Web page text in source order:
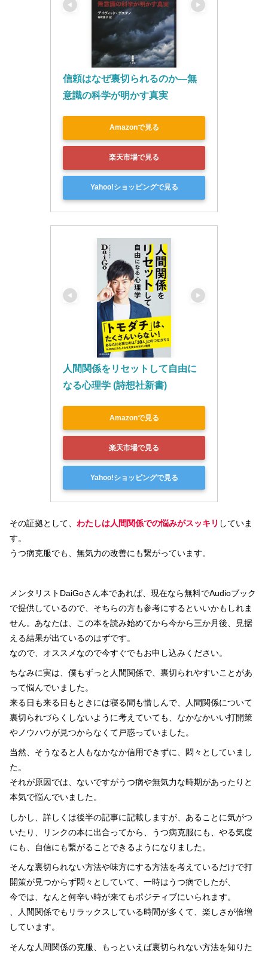
信頼はなぜ裏切られるのか―無
意識の科学が明かす真実
Amazonで見る
楽天市場で見る
Yahoo!ショッピングで見る
人間関係をリセットして自由に
なる心理学 (詩想社新書)
Amazonで見る
楽天市場で見る
Yahoo!ショッピングで見る
その証拠として、 わたしは人間関係での悩みがスッキリ していま
す。
うつ病克服でも、無気力の改善にも繋がっています。
メンタリストDaiGoさん本であれば、現在なら無料でAudioブック
で提供しているので、そちらの方も参考にするといいかもしれま
せん。あなたは、この本を読み始めてから今から三か月後、見据
える結果が出ているのはずです。
なので、オススメなので今すぐでもお申し込みください。
ちなみに実は、僕もずっと人間関係で、裏切られやすいことがあ
って悩んでいました。
来る日も来る日もときには寝る間も惜しんで、人間関係について
裏切られづらくしないように考えていても、なかなかいい打開策
やノウハウが見つからなくて戸惑っていました。
当然、そうなると人もなかなか信用できずに、悶々としていまし
た。
それが原因では、ないですがうつ病や無気力な時期があったりと
本気で悩んでいました。
しかし、詳しくは後半の記事に記載しますが、あることに気がつ
いたり、リンクの本に出合ってから、うつ病克服にも、やる気度
にも、自信にも繋がることできるようになりました。
そんな裏切られない方法や味方にする方法を考えているだけで打
開策が見つからず悶々としていて、一時はうつ病でしたが、
今では、なんと何辛い時が来てもポジティブにいられます。
、人間関係でもリラックスしている時間が多くて、楽しさが倍増
しています。
そんな人間関係の克服、もっといえば裏切られない方法を知りた